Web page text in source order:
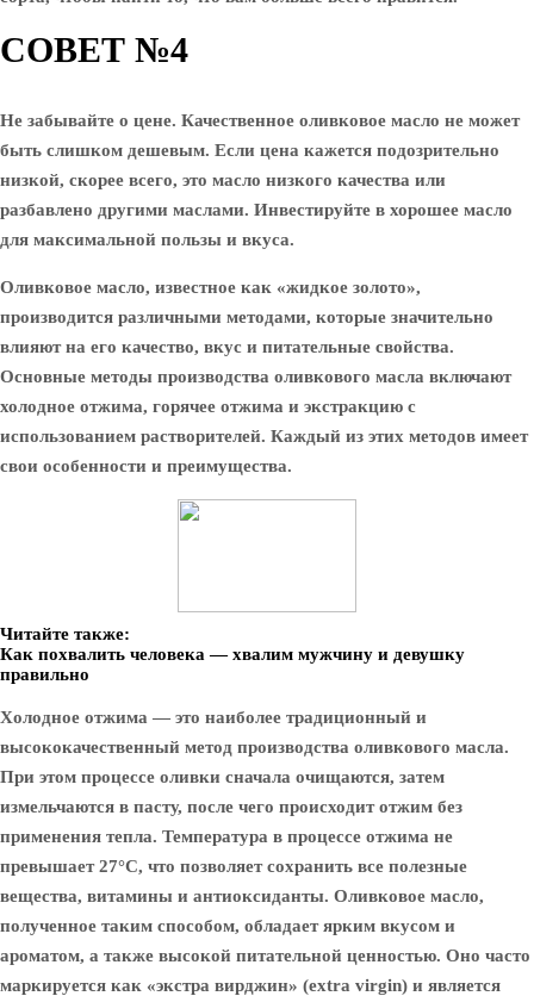
СОВЕТ №4
Не забывайте о цене. Качественное оливковое масло не может
быть слишком дешевым. Если цена кажется подозрительно
низкой, скорее всего, это масло низкого качества или
разбавлено другими маслами. Инвестируйте в хорошее масло
для максимальной пользы и вкуса.
Оливковое масло, известное как «жидкое золото»,
производится различными методами, которые значительно
влияют на его качество, вкус и питательные свойства.
Основные методы производства оливкового масла включают
холодное отжима, горячее отжима и экстракцию с
использованием растворителей. Каждый из этих методов имеет
свои особенности и преимущества.
Читайте также:
Как похвалить человека — хвалим мужчину и девушку
правильно
Холодное отжима — это наиболее традиционный и
высококачественный метод производства оливкового масла.
При этом процессе оливки сначала очищаются, затем
измельчаются в пасту, после чего происходит отжим без
применения тепла. Температура в процессе отжима не
превышает 27°C, что позволяет сохранить все полезные
вещества, витамины и антиоксиданты. Оливковое масло,
полученное таким способом, обладает ярким вкусом и
ароматом, а также высокой питательной ценностью. Оно часто
маркируется как «экстра вирджин» (extra virgin) и является